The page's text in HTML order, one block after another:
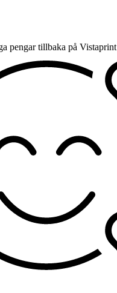
pengar tillbaka på Vistaprint